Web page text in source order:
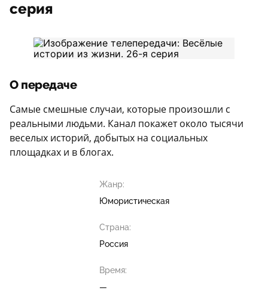
серия
О передаче
Самые смешные случаи, которые произошли с
реальными людьми. Канал покажет около тысячи
веселых историй, добытых на социальных
площадках и в блогах.
Жанр:
Юмористическая
Страна:
Россия
Время:
—